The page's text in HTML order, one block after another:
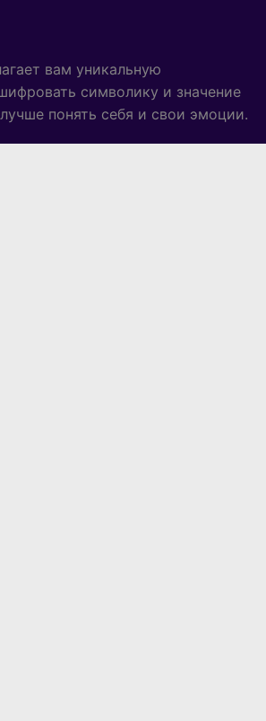
вам уникальную
символику и значение
понять себя и свои эмоции.